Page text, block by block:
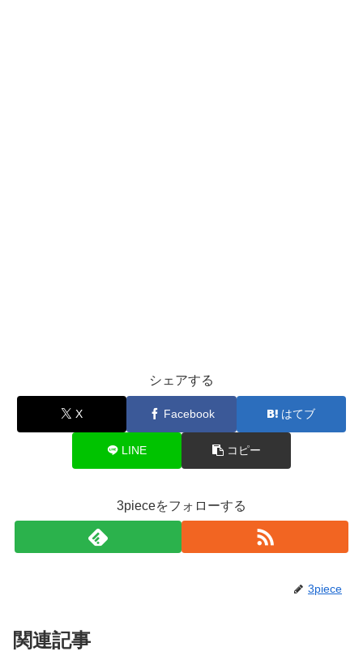
シェアする
X Facebook はてブ
LINE コピー
3pieceをフォローする
3piece
関連記事